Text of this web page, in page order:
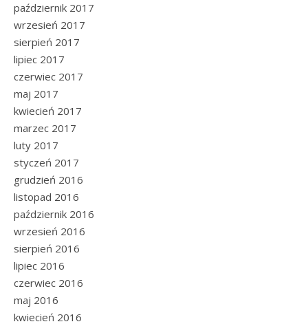
październik 2017
wrzesień 2017
sierpień 2017
lipiec 2017
czerwiec 2017
maj 2017
kwiecień 2017
marzec 2017
luty 2017
styczeń 2017
grudzień 2016
listopad 2016
październik 2016
wrzesień 2016
sierpień 2016
lipiec 2016
czerwiec 2016
maj 2016
kwiecień 2016